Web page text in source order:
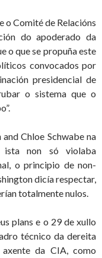
o Comité de Relacións
do apoderado da
o que se propuña este
convocados por
presidencial de
o sistema que o
Chloe Schwabe na
non só violaba
o principio de non-
dicía respectar,
totalmente nulos.
plans e o 29 de xullo
técnico da dereita
da CIA, como